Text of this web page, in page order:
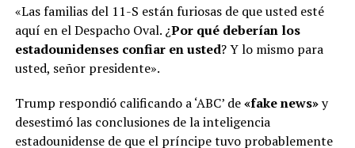
«Las familias del 11-S están furiosas de que usted esté
aquí en el Despacho Oval. ¿Por qué deberían los
estadounidenses confiar en usted? Y lo mismo para
usted, señor presidente».
Trump respondió calificando a ‘ABC’ de«fake news»y
desestimó las conclusiones de la inteligencia
estadounidense de que el príncipe tuvo probablemente